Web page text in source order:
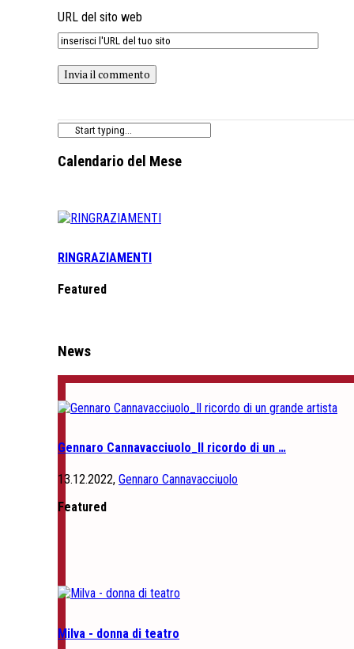
URL del sito web
Calendario del Mese
RINGRAZIAMENTI
Featured
News
Gennaro Cannavacciuolo_Il ricordo di un …
13.12.2022, Gennaro Cannavacciuolo
Featured
Milva - donna di teatro